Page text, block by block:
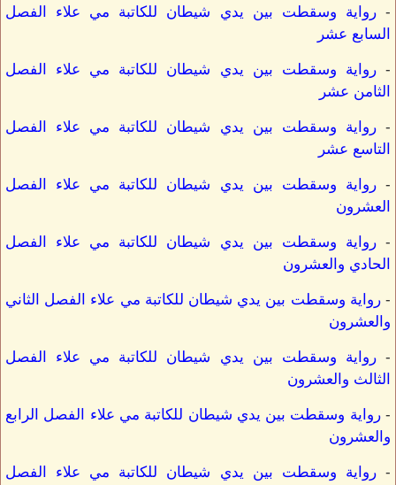
-رواية وسقطت بين يدي شيطان للكاتبة مي علاء الفصل
السابع عشر
-رواية وسقطت بين يدي شيطان للكاتبة مي علاء الفصل
الثامن عشر
-رواية وسقطت بين يدي شيطان للكاتبة مي علاء الفصل
التاسع عشر
-رواية وسقطت بين يدي شيطان للكاتبة مي علاء الفصل
العشرون
-رواية وسقطت بين يدي شيطان للكاتبة مي علاء الفصل
الحادي والعشرون
-رواية وسقطت بين يدي شيطان للكاتبة مي علاء الفصل الثاني
والعشرون
-رواية وسقطت بين يدي شيطان للكاتبة مي علاء الفصل
الثالث والعشرون
-رواية وسقطت بين يدي شيطان للكاتبة مي علاء الفصل الرابع
والعشرون
-رواية وسقطت بين يدي شيطان للكاتبة مي علاء الفصل